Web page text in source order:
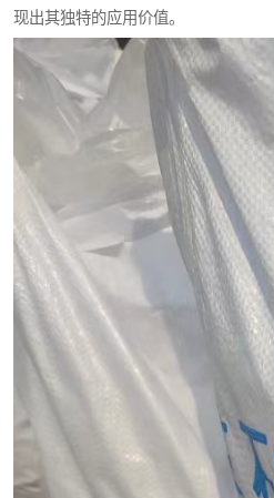
现出其独特的应用价值。